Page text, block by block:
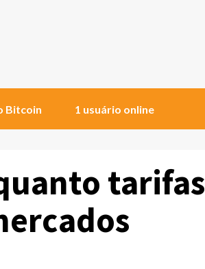
Bitcoin 1 usuário online
tarifas